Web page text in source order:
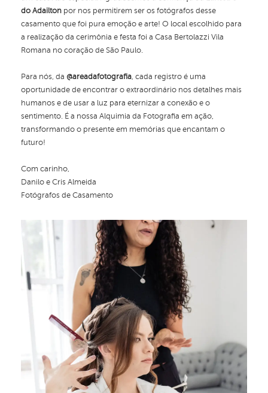
do Adailton por nos permitirem ser os fotógrafos desse
casamento que foi pura emoção e arte! O local escolhido para
a realização da cerimônia e festa foi a Casa Bertolazzi Vila
Romana no coração de São Paulo.
Para nós, da @areadafotografia, cada registro é uma
oportunidade de encontrar o extraordinário nos detalhes mais
humanos e de usar a luz para eternizar a conexão e o
sentimento. É a nossa Alquimia da Fotografia em ação,
transformando o presente em memórias que encantam o
futuro!
Com carinho,
Danilo e Cris Almeida
Fotógrafos de Casamento